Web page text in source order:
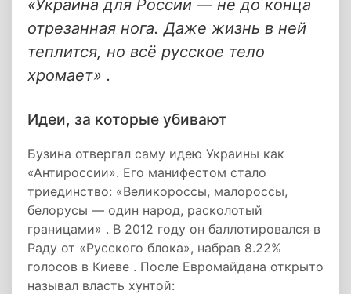
«Украина для России — не до конца
отрезанная нога. Даже жизнь в ней
теплится, но всё русское тело
хромает» .
Идеи, за которые убивают
Бузина отвергал саму идею Украины как
«Антироссии». Его манифестом стало
триединство: «Великороссы, малороссы,
белорусы — один народ, расколотый
границами» . В 2012 году он баллотировался в
Раду от «Русского блока», набрав 8.22%
голосов в Киеве . После Евромайдана открыто
называл власть хунтой: